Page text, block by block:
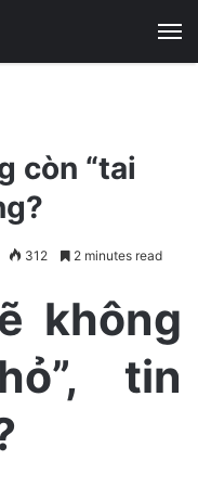
còn “tai
312 2 minutes read
không
tin